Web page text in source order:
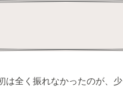
全く振れなかったのが、